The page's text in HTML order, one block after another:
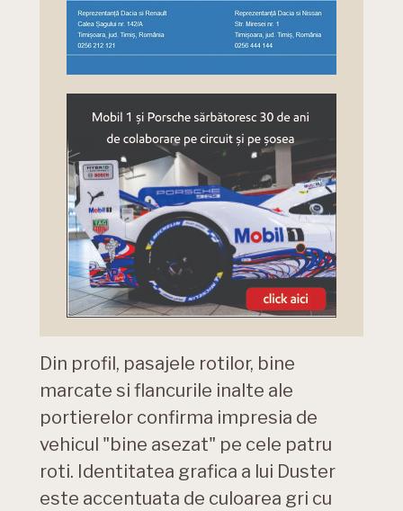
Din profil, pasajele rotilor, bine
marcate si flancurile inalte ale
portierelor confirma impresia de
vehicul "bine asezat" pe cele patru
roti. Identitatea grafica a lui Duster
este accentuata de culoarea gri cu